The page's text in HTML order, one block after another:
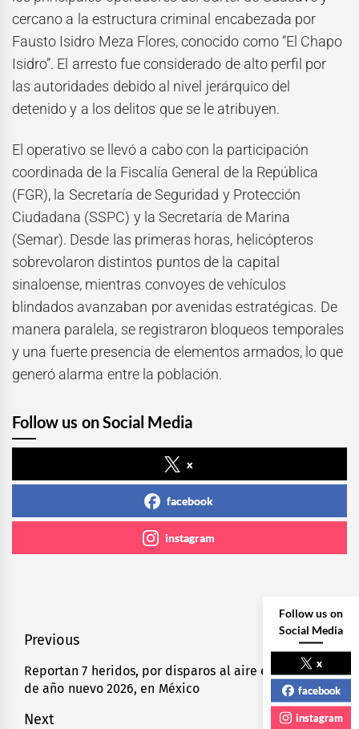
cercano a la estructura criminal encabezada por
Fausto Isidro Meza Flores, conocido como “El Chapo
Isidro”. El arresto fue considerado de alto perfil por
las autoridades debido al nivel jerárquico del
detenido y a los delitos que se le atribuyen.
El operativo se llevó a cabo con la participación
coordinada de la Fiscalía General de la República
(FGR), la Secretaría de Seguridad y Protección
Ciudadana (SSPC) y la Secretaría de Marina
(Semar). Desde las primeras horas, helicópteros
sobrevolaron distintos puntos de la capital
sinaloense, mientras convoyes de vehículos
blindados avanzaban por avenidas estratégicas. De
manera paralela, se registraron bloqueos temporales
y una fuerte presencia de elementos armados, lo que
generó alarma entre la población.
Follow us on Social Media
x
facebook
instagram
Navegación
de
entradas
Previous
Previous
post:
Reportan 7 heridos, por disparos al aire en festejos
de año nuevo 2026, en México
Next
Follow us on
Social Media
x
facebook
instagram